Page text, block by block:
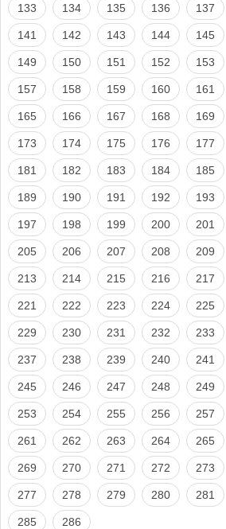
133 134 135 136 137
141 142 143 144 145
149 150 151 152 153
157 158 159 160 161
165 166 167 168 169
173 174 175 176 177
181 182 183 184 185
189 190 191 192 193
197 198 199 200 201
205 206 207 208 209
213 214 215 216 217
221 222 223 224 225
229 230 231 232 233
237 238 239 240 241
245 246 247 248 249
253 254 255 256 257
261 262 263 264 265
269 270 271 272 273
277 278 279 280 281
285 286